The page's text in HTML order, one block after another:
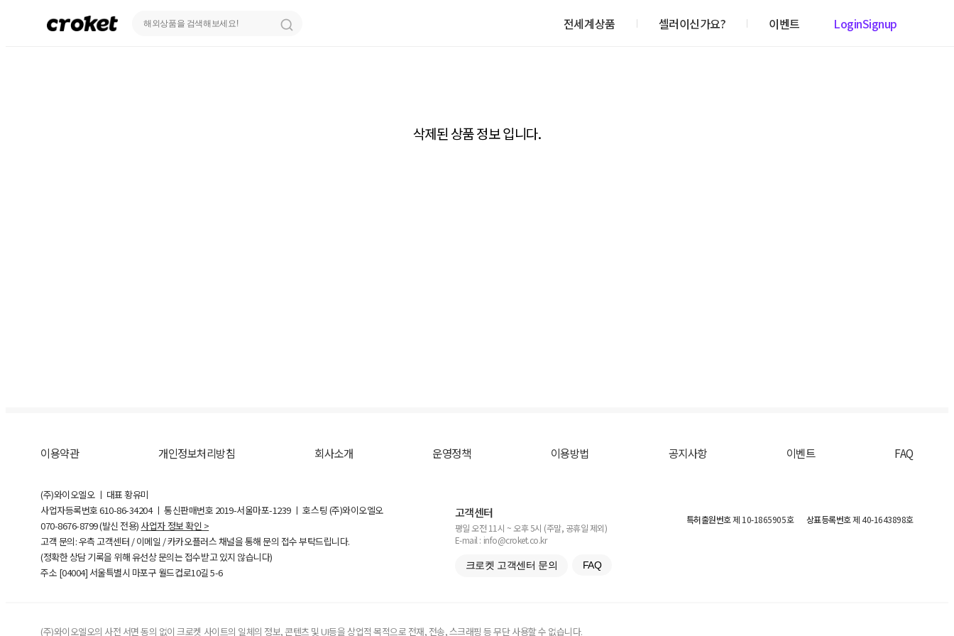
전세계상품 셀러이신가요? 이벤트 LoginSignup
삭제된 상품 정보 입니다.
이용약관 개인정보처리방침 회사소개 운영정책 이용방법 공지사항 이벤트 FAQ
(주)와이오엘오 ㅣ 대표 황유미
사업자등록번호610-86-34204ㅣ 통신판매번호 2019-서울마포-1239 ㅣ 호스팅 (주)와이오엘오
070-8676-8799 (발신 전용) 사업자 정보 확인 >
고객 문의: 우측 고객센터 / 이메일 / 카카오플러스 채널을 통해 문의 접수 부탁드립니다.
(정확한 상담 기록을 위해 유선상 문의는 접수받고 있지 않습니다)
주소 [04004] 서울특별시 마포구 월드컵로10길5-6
고객센터
평일 오전 11시 ~ 오후 5시 (주말, 공휴일 제외)
E-mail : info@croket.co.kr
크로켓 고객센터 문의 FAQ
특허출원번호제 10-1865905호 상표등록번호제 40-1643898호
(주)와이오엘오의 사전 서면 동의 없이 크로켓 사이트의 일체의 정보, 콘텐츠 및 UI등을 상업적 목적으로 전재, 전송, 스크래핑 등 무단 사용할 수 없습니다.